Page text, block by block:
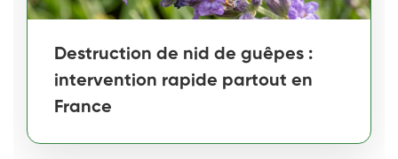
Destruction de nid de guêpes :
intervention rapide partout en
France